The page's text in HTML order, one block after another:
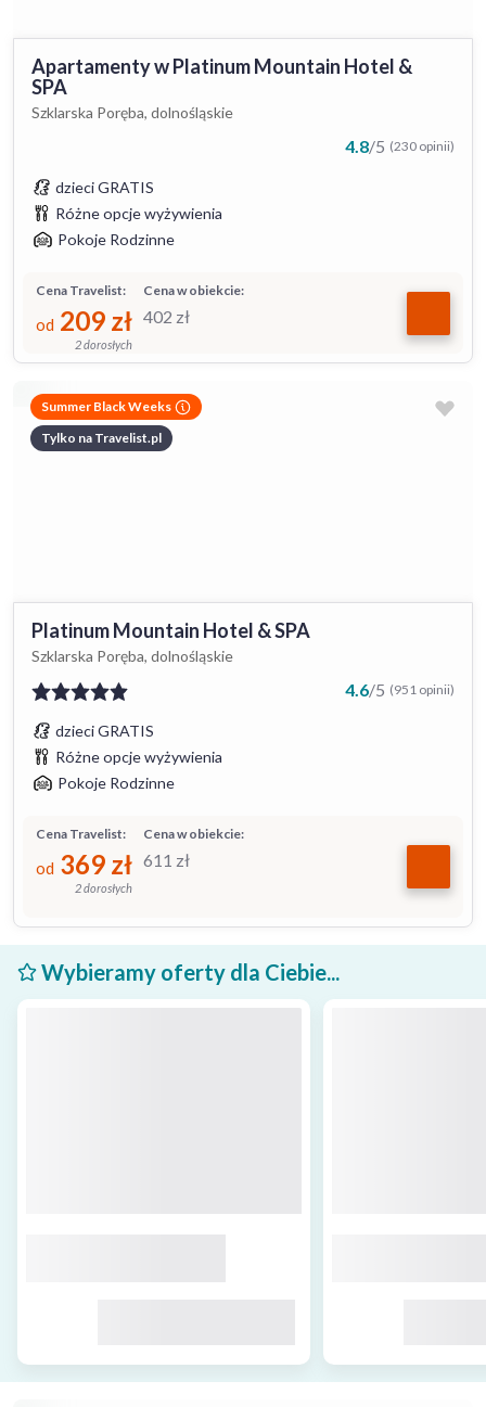
Apartamenty w Platinum Mountain Hotel &
SPA
Szklarska Poręba, dolnośląskie
4.8/5 (230 opinii)
dzieci GRATIS
Różne opcje wyżywienia
Pokoje Rodzinne
Cena w obiekcie:
402 zł
Cena Travelist:
od 209 zł
2 dorosłych
Summer Black Weeks
Tylko na Travelist.pl
Platinum Mountain Hotel & SPA
Szklarska Poręba, dolnośląskie
4.6/5 (951 opinii)
dzieci GRATIS
Różne opcje wyżywienia
Pokoje Rodzinne
Cena w obiekcie:
611 zł
Cena Travelist:
od 369 zł
2 dorosłych
Wybieramy oferty dla Ciebie...